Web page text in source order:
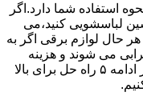
استفاده شما دارد.اگر
لباسشویی کنید،می
حال لوازم برقی اگر به
می شوند و هزینه
تعمیر زیادی را برای شما ایجاد می کنند.در ادامه ۵ راه حل برای بالا